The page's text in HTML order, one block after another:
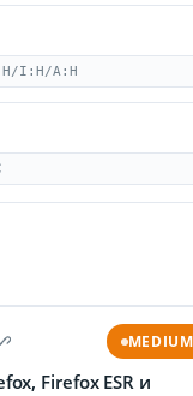
I:H/A:H
MEDIUM
Firefox ESR и